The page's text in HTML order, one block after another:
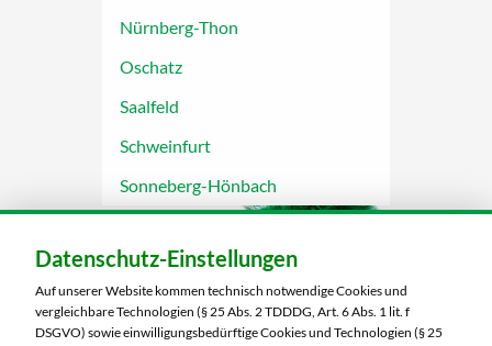
Nürnberg-Thon
Oschatz
Saalfeld
Schweinfurt
Sonneberg-Hönbach
Datenschutz-Einstellungen
Auf unserer Website kommen technisch notwendige Cookies und
vergleichbare Technologien (§ 25 Abs. 2 TDDDG, Art. 6 Abs. 1 lit. f
DSGVO) sowie einwilligungsbedürftige Cookies und Technologien (§ 25